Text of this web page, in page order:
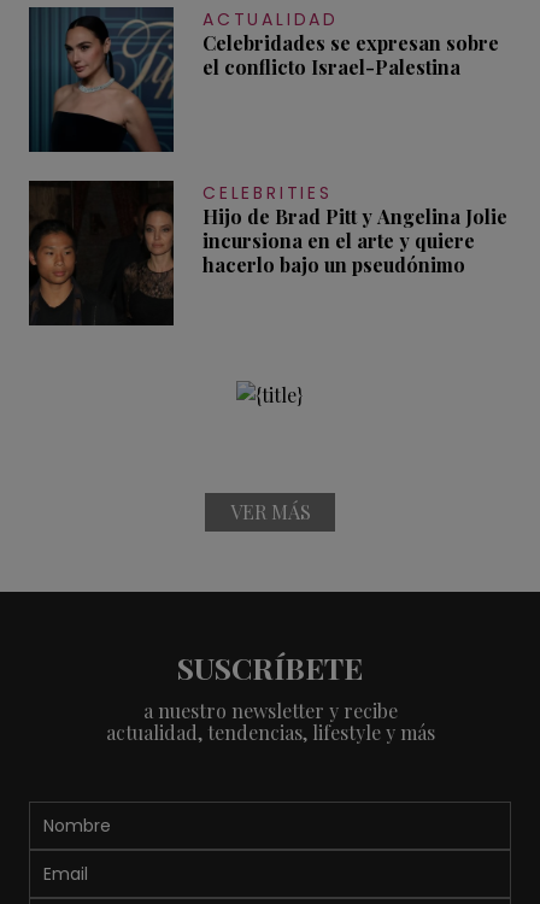
ACTUALIDAD
Celebridades se expresan sobre
el conflicto Israel-Palestina
CELEBRITIES
Hijo de Brad Pitt y Angelina Jolie
incursiona en el arte y quiere
hacerlo bajo un pseudónimo
VER MÁS
SUSCRÍBETE
a nuestro newsletter y recibe
actualidad, tendencias, lifestyle y más